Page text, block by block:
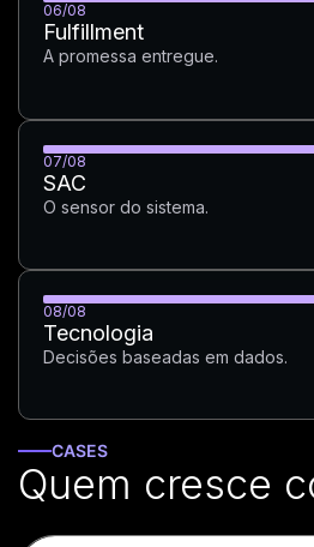
06/08
Fulfillment
A promessa entregue.
07/08
SAC
O sensor do sistema.
08/08
Tecnologia
Decisões baseadas em dados.
CASES
Quem cresce